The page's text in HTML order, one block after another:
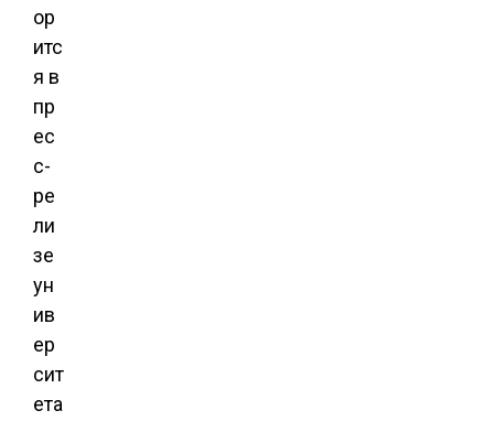
ор
итс
я в
пр
ес
с-
ре
ли
зе
ун
ив
ер
сит
ета